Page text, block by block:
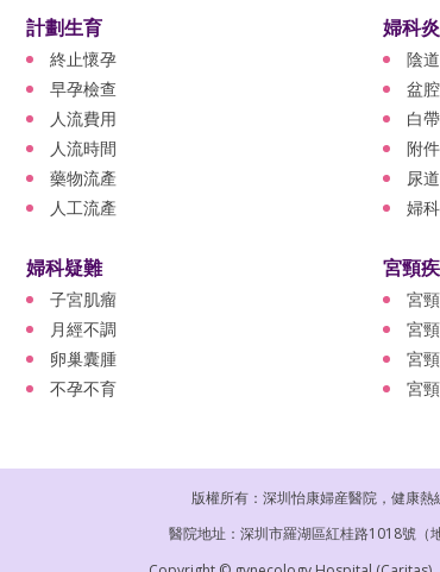
計劃生育
終止懷孕
早孕檢查
人流費用
人流時間
藥物流產
人工流產
婦科疑難
子宮肌瘤
月經不調
卵巢囊腫
不孕不育
婦科
陰
盆
白
附
尿
婦
宮頸
宮
宮
宮
宮
版權所有：深圳怡康婦産醫院，健康
醫院地址：深圳市羅湖區紅桂路1018號（